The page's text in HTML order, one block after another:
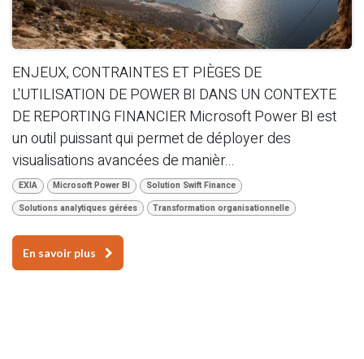
ENJEUX, CONTRAINTES ET PIÈGES DE
L'UTILISATION DE POWER BI DANS UN CONTEXTE
DE REPORTING FINANCIER Microsoft Power BI est
un outil puissant qui permet de déployer des
visualisations avancées de manièr...
EXIA Microsoft Power BI
Solution Swift Finance
Solutions analytiques gérées
Transformation organisationnelle
En savoir plus